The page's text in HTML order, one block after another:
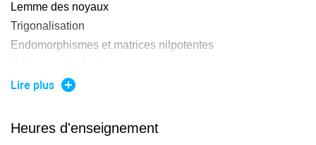
Lemme des noyaux
Trigonalisation
Endomorphismes et matrices nilpotentes
Applications : calcul de l'inverse et des puissances d'une
différentiels, système linéaire de suites récurrentes
Lire plus
Heures d'enseignement